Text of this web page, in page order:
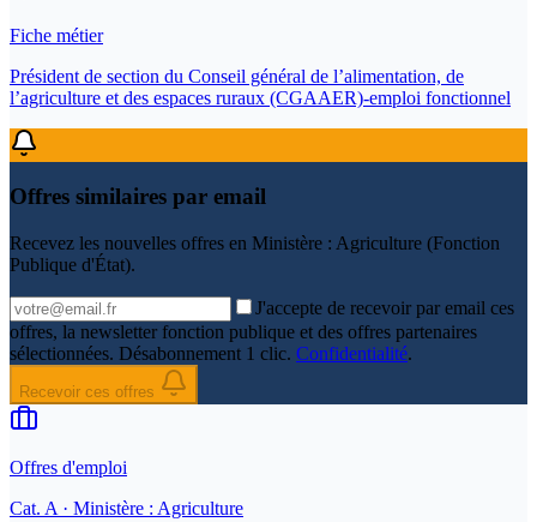
Fiche métier
Président de section du Conseil général de l’alimentation, de
l’agriculture et des espaces ruraux (CGAAER)-emploi fonctionnel
Offres similaires par email
Recevez les nouvelles offres en Ministère : Agriculture (Fonction
Publique d'État).
J'accepte de recevoir par email ces
offres, la newsletter fonction publique et des offres partenaires
sélectionnées. Désabonnement 1 clic. Confidentialité.
Recevoir ces offres
Offres d'emploi
Cat. A · Ministère : Agriculture